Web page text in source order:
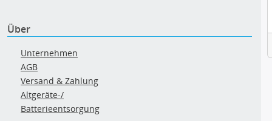
Über
Unternehmen
AGB
Versand & Zahlung
Altgeräte-/
Batterieentsorgung